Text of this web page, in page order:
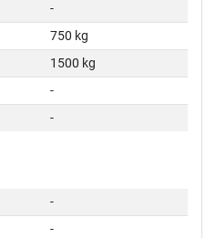
-
750 kg
1500 kg
-
-
-
-